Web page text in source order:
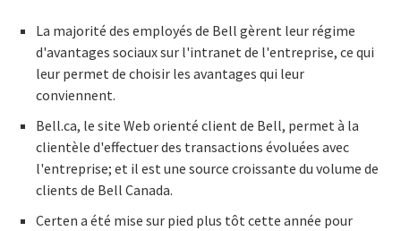
La majorité des employés de Bell gèrent leur régime
d'avantages sociaux sur l'intranet de l'entreprise, ce qui
leur permet de choisir les avantages qui leur
conviennent.
Bell.ca, le site Web orienté client de Bell, permet à la
clientèle d'effectuer des transactions évoluées avec
l'entreprise; et il est une source croissante du volume de
clients de Bell Canada.
Certen a été mise sur pied plus tôt cette année pour